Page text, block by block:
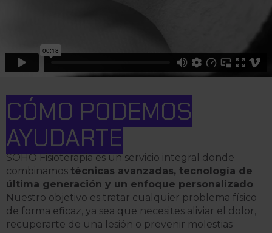
CÓMO PODEMOS
AYUDARTE
SOHO Fisioterapia es un servicio integral donde
combinamos técnicas avanzadas, tecnología de
última generación y un enfoque personalizado.
Nuestro objetivo es tratar cualquier problema físico
de forma eficaz, ya sea que necesites aliviar el dolor,
recuperarte de una lesión o prevenir molestias